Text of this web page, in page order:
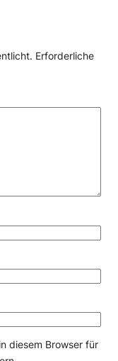
Erforderliche
diesem Browser für